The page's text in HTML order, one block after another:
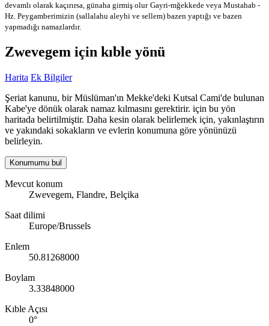
devamlı olarak kaçırırsa, günaha girmiş olur Gayri-mğekkede veya Mustahab -
Hz. Peygamberimizin (sallalahu aleyhi ve sellem) bazen yaptığı ve bazen
yapmadığı namazlardır.
Zwevegem için kıble yönü
Harita Ek Bilgiler
Şeriat kanunu, bir Müslüman'ın Mekke'deki Kutsal Cami'de bulunan
Kabe'ye dönük olarak namaz kılmasını gerektirir. için bu yön
haritada belirtilmiştir. Daha kesin olarak belirlemek için, yakınlaştırın
ve yakındaki sokakların ve evlerin konumuna göre yönünüzü
belirleyin.
Konumumu bul
Mevcut konum
Zwevegem, Flandre, Belçika
Saat dilimi
Europe/Brussels
Enlem
50.81268000
Boylam
3.33848000
Kıble Açısı
0°